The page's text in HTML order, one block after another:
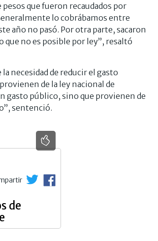
que fueron recaudados por
lo cobrábamos entre
año no pasó. Por otra parte, sacaron
no es posible por ley”, resaltó
necesidad de reducir el gasto
de la ley nacional de
gasto público, sino que provienen de
sentenció.
de